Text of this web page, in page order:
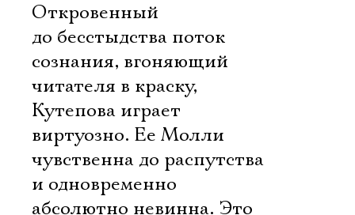
Откровенный
до бесстыдства поток
сознания, вгоняющий
читателя в краску,
Кутепова играет
виртуозно. Ее Молли
чувственна до распутства
и одновременно
абсолютно невинна. Это